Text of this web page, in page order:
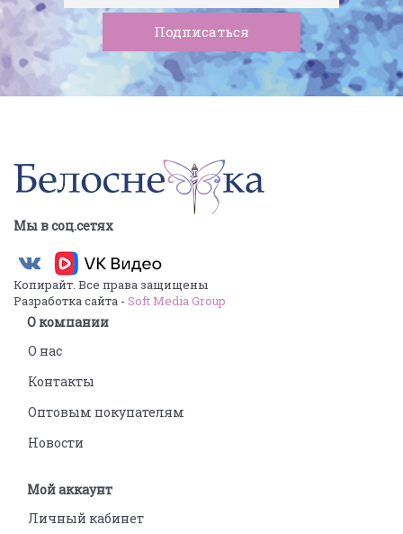
Мы в соц.сетях
Копирайт. Все права защищены
Разработка сайта - Soft Media Group
О компании
О нас
Контакты
Оптовым покупателям
Новости
Мой аккаунт
Личный кабинет